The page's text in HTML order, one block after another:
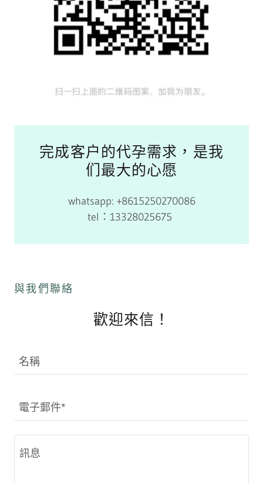
完成客户的代孕需求，是我
们最大的心愿
whatsapp: +8615250270086
tel：13328025675
與我們聯絡
歡迎來信！
名稱
電子郵件*